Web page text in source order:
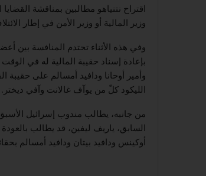
اقتراح نتنياهو مطالبين بمناقشة
وزير المالية أو وزير الأمن في إطار
وفي هذه الأثناء تحتدم المنافسة بين
بإعادة إسناد حقيبة المالية له في
وأمير أوحانا ودافيد أمسالم على
الليكود كلّ من يوآف غالانت وآفي ديختر.
من جانبه، يطالب مندوب إسرائيل
السابق، ياريف ليفين، قد يطالب
أوكينس ودافيد بيتان ودافيد أمسالم